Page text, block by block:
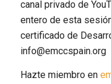
canal privado de
entero de esta
certificado de
info@emccspain.org
Hazte miembro en